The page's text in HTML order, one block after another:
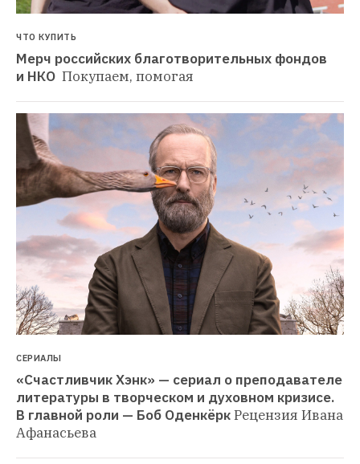
ЧТО КУПИТЬ
Мерч российских благотворительных фондов
и НКО Покупаем, помогая
СЕРИАЛЫ
«Счастливчик Хэнк» — сериал о преподавателе
литературы в творческом и духовном кризисе.
В главной роли — Боб ОденкёркРецензия Ивана
Афанасьева